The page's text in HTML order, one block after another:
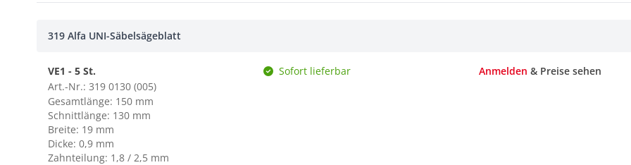
319 Alfa UNI-Säbelsägeblatt
VE1 - 5 St.
Art.-Nr.: 319 0130 (005)
Gesamtlänge: 150 mm
Schnittlänge: 130 mm
Breite: 19 mm
Dicke: 0,9 mm
Zahnteilung: 1,8 / 2,5 mm
Sofort lieferbar Anmelden & Preise sehen